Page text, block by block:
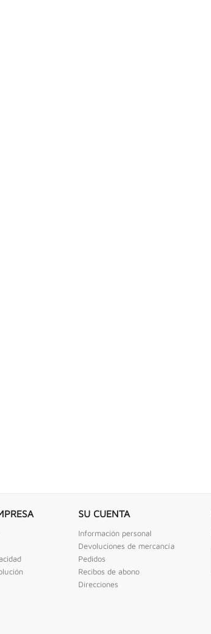
SU CUENTA
Información personal
Devoluciones de mercancía
Pedidos
Recibos de abono
Direcciones